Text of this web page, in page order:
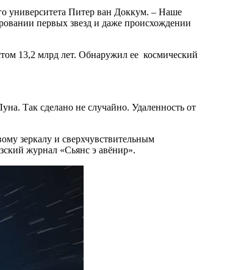
университета Питер ван Доккум. – Наше
первых звезд и даже происхождении
13,2 млрд лет. Обнаружил ее космический
Так сделано не случайно. Удаленность от
зеркалу и сверхчувствительным
журнал «Сьянс э авёнир».